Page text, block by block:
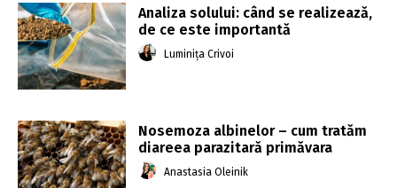
Analiza solului: când se realizează,
de ce este importantă
Luminița Crivoi
Nosemoza albinelor – cum tratăm
diareea parazitară primăvara
Anastasia Oleinik